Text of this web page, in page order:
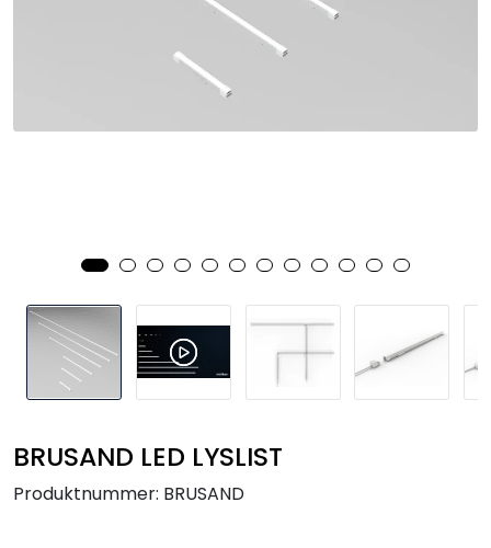
BRUSAND LED LYSLIST
Produktnummer: BRUSAND
Sluttsalg
Referanser